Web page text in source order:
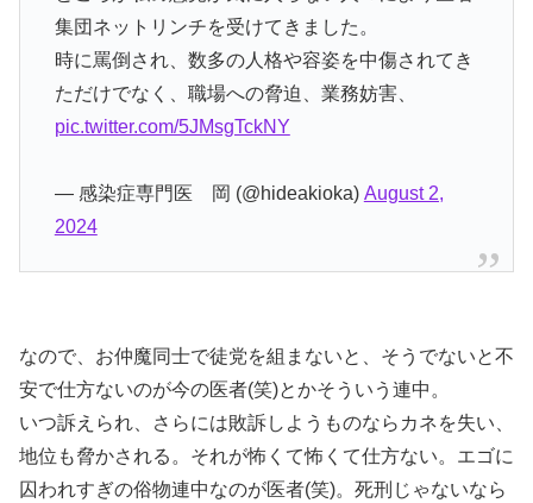
集団ネットリンチを受けてきました。
時に罵倒され、数多の人格や容姿を中傷されてき
ただけでなく、職場への脅迫、業務妨害、
pic.twitter.com/5JMsgTckNY
— 感染症専門医 岡 (@hideakioka) August 2,
2024
なので、お仲魔同士で徒党を組まないと、そうでないと不
安で仕方ないのが今の医者(笑)とかそういう連中。
いつ訴えられ、さらには敗訴しようものならカネを失い、
地位も脅かされる。それが怖くて怖くて仕方ない。エゴに
囚われすぎの俗物連中なのが医者(笑)。死刑じゃないなら